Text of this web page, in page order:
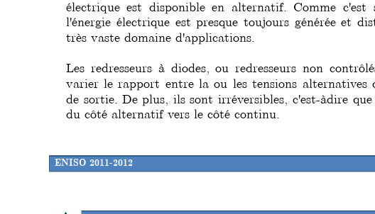
électrique est disponible en alternatif. Comme c'est
l'énergie électrique est presque toujours générée et
très vaste domaine d'applications.
Les redresseurs à diodes, ou redresseurs non
varier le rapport entre la ou les tensions alternatives
de sortie. De plus, ils sont irréversibles, c'est-àdire
du côté alternatif vers le côté continu.
ENISO 2011-2012